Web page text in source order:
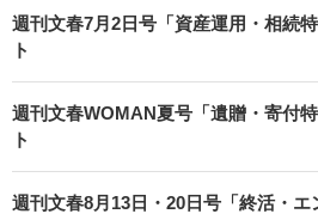
週刊文春7月2日号「資産運用・相続
ト
週刊文春WOMAN夏号「遺贈・寄付
ト
週刊文春8月13日・20日号「終活・